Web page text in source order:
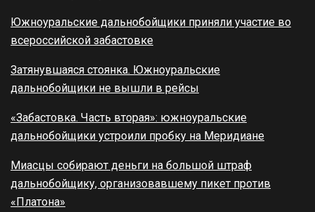
Южноуральские дальнобойщики приняли участие во
всероссийской забастовке
Затянувшаяся стоянка. Южноуральские
дальнобойщики не вышли в рейсы
«Забастовка. Часть вторая»: южноуральские
дальнобойщики устроили пробку на Меридиане
Миасцы собирают деньги на большой штраф
дальнобойщику, организовавшему пикет против
«Платона»